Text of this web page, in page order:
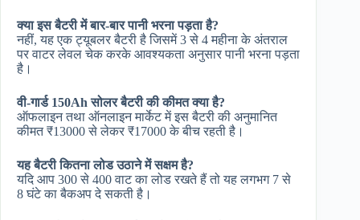
क्या इस बैटरी में बार-बार पानी भरना पड़ता है?
नहीं, यह एक ट्यूबलर बैटरी है जिसमें 3 से 4 महीना के अंतराल
पर वाटर लेवल चेक करके आवश्यकता अनुसार पानी भरना पड़ता
है।
वी-गार्ड 150Ah सोलर बैटरी की कीमत क्या है?
ऑफलाइन तथा ऑनलाइन मार्केट में इस बैटरी की अनुमानित
कीमत ₹13000 से लेकर ₹17000 के बीच रहती है।
यह बैटरी कितना लोड उठाने में सक्षम है?
यदि आप 300 से 400 वाट का लोड रखते हैं तो यह लगभग 7 से
8 घंटे का बैकअप दे सकती है।